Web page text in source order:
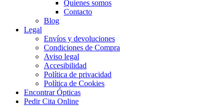
Quienes somos
Contacto
Blog
Legal
Envíos y devoluciones
Condiciones de Compra
Aviso legal
Accesibilidad
Política de privacidad
Política de Cookies
Encontrar Ópticas
Pedir Cita Online